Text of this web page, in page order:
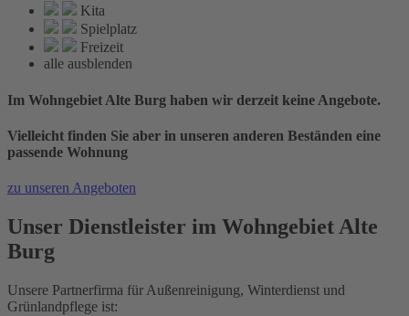
Kita
Spielplatz
Freizeit
alle ausblenden
Im Wohngebiet Alte Burg haben wir derzeit keine Angebote.
Vielleicht finden Sie aber in unseren anderen Beständen eine
passende Wohnung
zu unseren Angeboten
Unser Dienstleister im Wohngebiet Alte
Burg
Unsere Partnerfirma für Außenreinigung, Winterdienst und
Grünlandpflege ist: